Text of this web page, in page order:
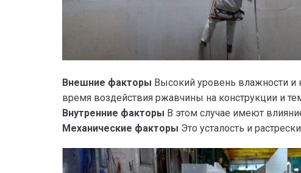
Внешние факторы Высокий уровень влажности и
время воздействия ржавчины на конструкции и
Внутренние факторы В этом случае имеют
Механические факторы Это усталость и